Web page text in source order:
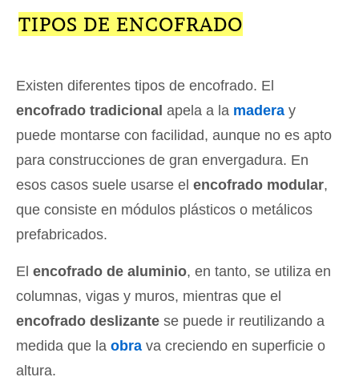
TIPOS DE ENCOFRADO
Existen diferentes tipos de encofrado. El
encofrado tradicional apela a la madera y
puede montarse con facilidad, aunque no es apto
para construcciones de gran envergadura. En
esos casos suele usarse el encofrado modular,
que consiste en módulos plásticos o metálicos
prefabricados.
El encofrado de aluminio, en tanto, se utiliza en
columnas, vigas y muros, mientras que el
encofrado deslizante se puede ir reutilizando a
medida que la obra va creciendo en superficie o
altura.